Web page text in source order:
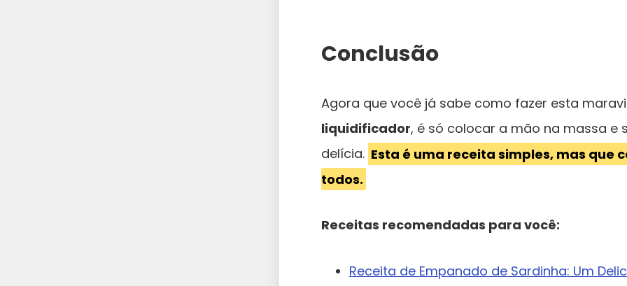
Conclusão
Agora que você já sabe como fazer esta
liquidificador, é só colocar a mão na massa e
delícia. Esta é uma receita simples, mas que
todos.
Receitas recomendadas para você:
Receita de Empanado de Sardinha: Um